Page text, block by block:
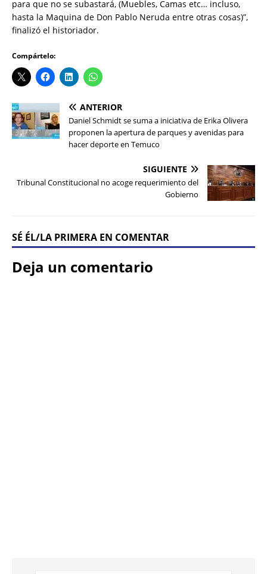
para que no se subastará, (Muebles, Camas etc… incluso,
hasta la Maquina de Don Pablo Neruda entre otras cosas)”,
finalizó el historiador.
Compártelo:
ANTERIOR
Daniel Schmidt se suma a iniciativa de Erika Olivera
proponen la apertura de parques y avenidas para
hacer deporte en Temuco
SIGUIENTE
Tribunal Constitucional no acoge requerimiento del
Gobierno
SÉ ÉL/LA PRIMERA EN COMENTAR
Deja un comentario